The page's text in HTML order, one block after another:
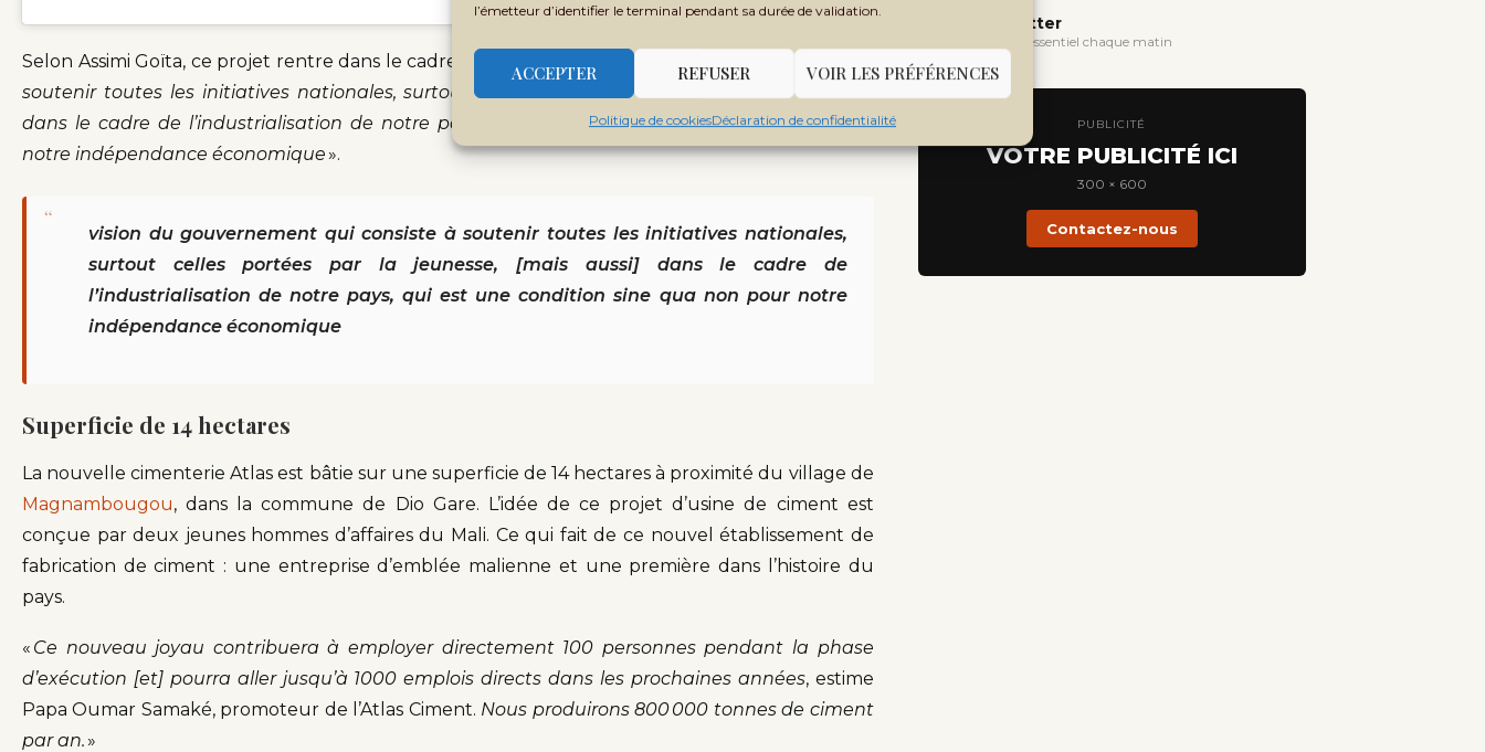
l’émetteur d’identifier le terminal pendant sa durée de validation.
ACCEPTER REFUSER VOIR LES PRÉFÉRENCES
Politique de cookiesDéclaration de confidentialité
Selon Assimi Goïta, ce projet rentre dans le cadre de la «
vision du gouvernement qui consiste à
soutenir toutes les initiatives nationales, surtout celles portées par la jeunesse, [mais aussi]
dans le cadre de l’industrialisation de notre pays, qui est une condition sine qua non pour
notre indépendance économique».
“
vision du gouvernement qui consiste à soutenir toutes les initiatives nationales,
surtout celles portées par la jeunesse, [mais aussi] dans le cadre de
l’industrialisation de notre pays, qui est une condition sine qua non pour notre
indépendance économique
Superficie de 14 hectares
La nouvelle cimenterie Atlas est bâtie sur une superficie de 14 hectares à proximité du village de
Magnambougou, dans la commune de Dio Gare. L’idée de ce projet d’usine de ciment est
conçue par deux jeunes hommes d’affaires du Mali. Ce qui fait de ce nouvel établissement de
fabrication de ciment : une entreprise d’emblée malienne et une première dans l’histoire du
pays.
« Ce nouveau joyau contribuera à employer directement 100 personnes pendant la phase
d’exécution [et] pourra aller jusqu’à 1000 emplois directs dans les prochaines années, estime
Papa Oumar Samaké, promoteur de l’Atlas Ciment. Nous produirons 800 000 tonnes de ciment
par an.»
Newsletter
Recevoir l'essentiel chaque matin
PUBLICITÉ
VOTRE PUBLICITÉ ICI
300 × 600
Contactez-nous